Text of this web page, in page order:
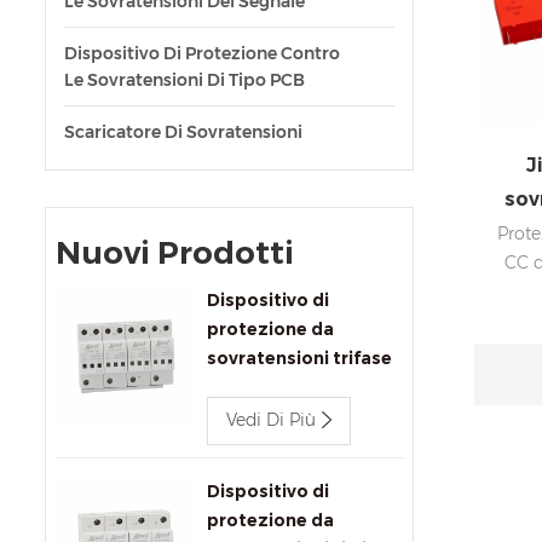
Dispositivo Di Protezione Contro
Le Sovratensioni Di Tipo PCB
Scaricatore Di Sovratensioni
Nuovi Prodotti
Dispositivo di
protezione da
sovratensioni trifase
400/100/4P 400V
100kA
Vedi Di Più
Dispositivo di
protezione da
CC